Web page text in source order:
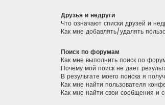
Друзья и недруги
Что означают списки друзей и
Как мне добавлять/удалять
Поиск по форумам
Как мне выполнить поиск по
Почему мой поиск не даёт
В результате моего поиска я
Как мне найти пользователя
Как мне найти свои сообщения и